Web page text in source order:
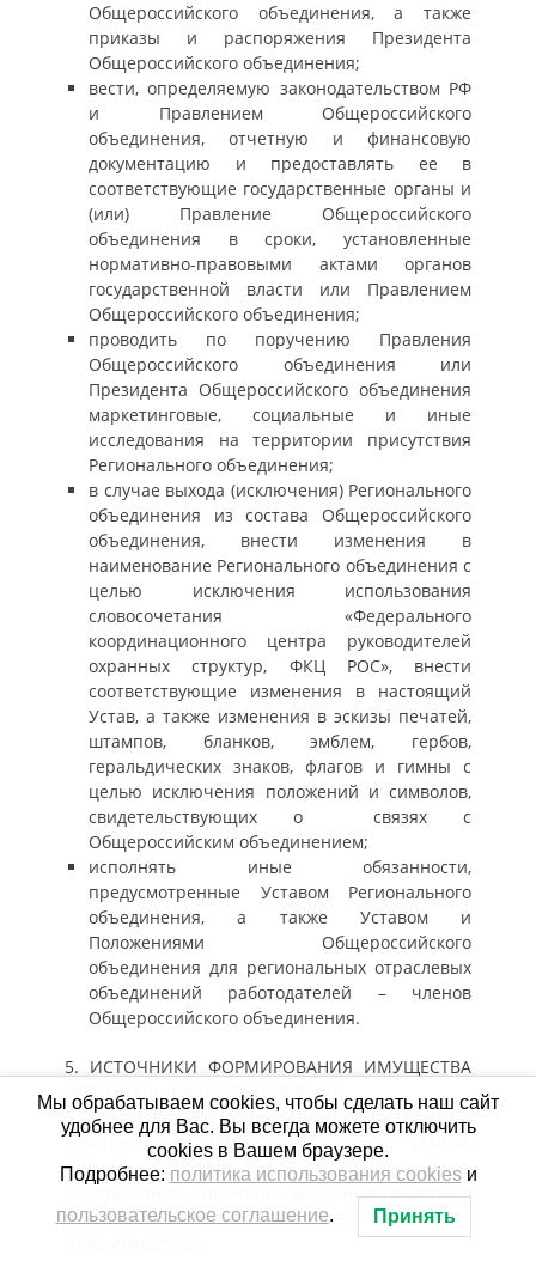
Общероссийского объединения, а также
приказы и распоряжения Президента
Общероссийского объединения;
вести, определяемую законодательством РФ
и Правлением Общероссийского
объединения, отчетную и финансовую
документацию и предоставлять ее в
соответствующие государственные органы и
(или) Правление Общероссийского
объединения в сроки, установленные
нормативно-правовыми актами органов
государственной власти или Правлением
Общероссийского объединения;
проводить по поручению Правления
Общероссийского объединения или
Президента Общероссийского объединения
маркетинговые, социальные и иные
исследования на территории присутствия
Регионального объединения;
в случае выхода (исключения) Регионального
объединения из состава Общероссийского
объединения, внести изменения в
наименование Регионального объединения с
целью исключения использования
словосочетания «Федерального
координационного центра руководителей
охранных структур, ФКЦ РОС», внести
соответствующие изменения в настоящий
Устав, а также изменения в эскизы печатей,
штампов, бланков, эмблем, гербов,
геральдических знаков, флагов и гимны с
целью исключения положений и символов,
свидетельствующих о связях с
Общероссийским объединением;
исполнять иные обязанности,
предусмотренные Уставом Регионального
объединения, а также Уставом и
Положениями Общероссийского
объединения для региональных отраслевых
объединений работодателей – членов
Общероссийского объединения.
5. ИСТОЧНИКИ ФОРМИРОВАНИЯ ИМУЩЕСТВА
РЕГИОНАЛЬНОГО ОБЪЕДИНЕНИЯ
5.1. Региональное объединение может иметь в
собственности земельные участки, здания,
строения, сооружения, жилищный фонд,
оборудование, инвентарь, денежные средства в
рублях и иностранной валюте, ценные бумаги и
Мы обрабатываем cookies, чтобы сделать наш сайт
удобнее для Вас. Вы всегда можете отключить
cookies в Вашем браузере.
Подробнее: политика использования cookiesи
пользовательское соглашение. Принять